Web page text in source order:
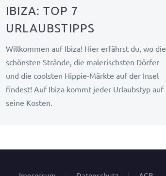
IBIZA: TOP 7
URLAUBSTIPPS
Willkommen auf Ibiza! Hier erfährst du, wo die
schönsten Strände, die malerischsten Dörfer
und die coolsten Hippie-Märkte auf der Insel
findest! Auf Ibiza kommt jeder Urlaubstyp auf
seine Kosten.